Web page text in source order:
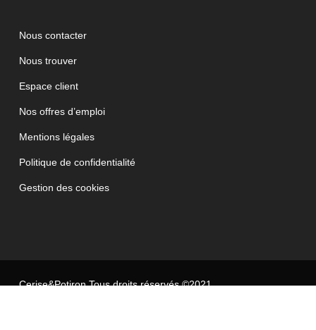
Nous contacter
Nous trouver
Espace client
Nos offres d’emploi
Mentions légales
Politique de confidentialité
Gestion des cookies
Cerise&Potiron Tous droits réservés ©2021